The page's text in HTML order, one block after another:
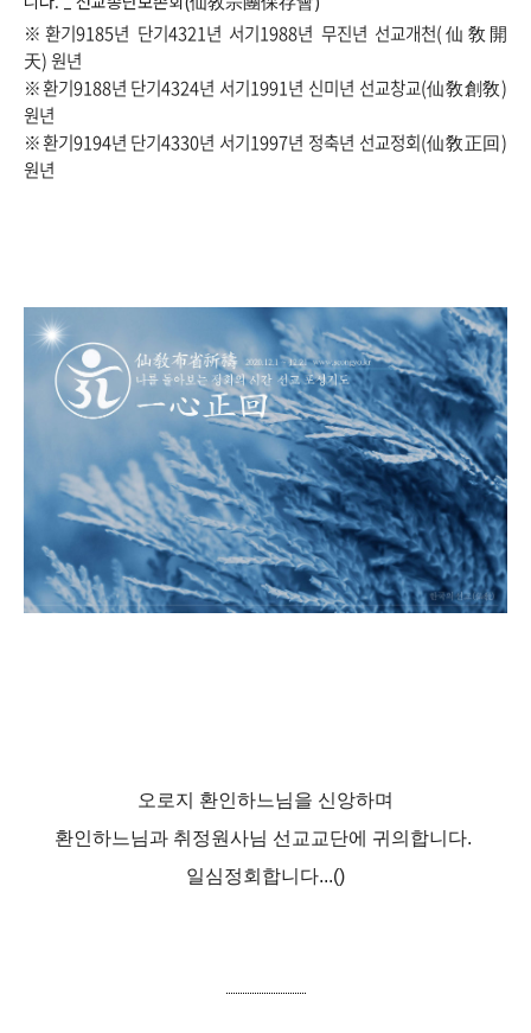
※환기9185년 단기4321년 서기1988년 무진년 선교개천(仙敎開
天) 원년
※환기9188년 단기4324년 서기1991년 신미년 선교창교(仙敎創敎)
원년
※환기9194년 단기4330년 서기1997년 정축년 선교정회(仙敎正回)
원년
오로지 환인하느님을 신앙하며
환인하느님과 취정원사님 선교교단에 귀의합니다.
일심정회합니다...()